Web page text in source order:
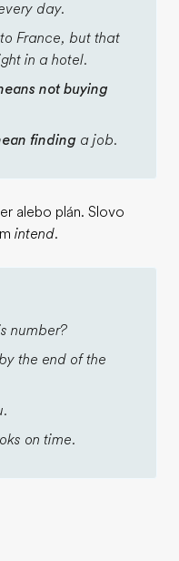
day.
France, but that
in a hotel.
not buying
finding a job.
alebo plán. Slovo
intend.
number?
the end of the
on time.